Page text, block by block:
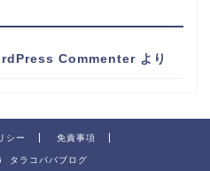
Commenter より
シー 免責事項
タラコパパブログ